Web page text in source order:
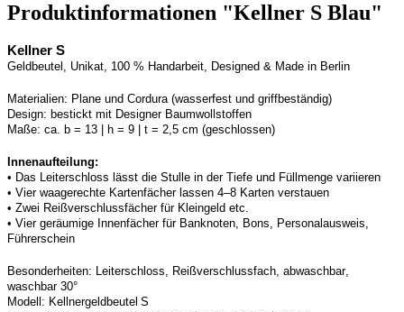
Produktinformationen "Kellner S Blau"
Kellner S
Geldbeutel, Unikat, 100 % Handarbeit, Designed & Made in Berlin
Materialien: Plane und Cordura (wasserfest und griffbeständig)
Design: bestickt mit Designer Baumwollstoffen
Maße: ca. b = 13 | h = 9 | t = 2,5 cm (geschlossen)
Innenaufteilung:
• Das Leiterschloss lässt die Stulle in der Tiefe und Füllmenge variieren
• Vier waagerechte Kartenfächer lassen 4–8 Karten verstauen
• Zwei Reißverschlussfächer für Kleingeld etc.
• Vier geräumige Innenfächer für Banknoten, Bons, Personalausweis,
Führerschein
Besonderheiten: Leiterschloss, Reißverschlussfach, abwaschbar,
waschbar 30°
Modell: Kellnergeldbeutel S